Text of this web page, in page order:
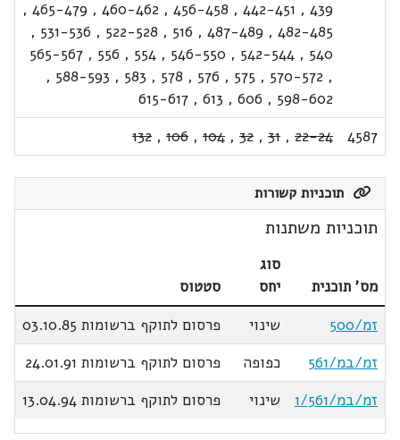
439
,
442-451
,
456-458
,
460-462
,
465-479
,
482-485
,
487-489
,
516
,
522-528
,
531-536
,
540
,
542-544
,
546-550
,
554
,
556
,
565-567
,
570-572
,
575
,
576
,
578
,
583
,
588-593
,
598-602
,
606
,
613
,
615-617
4587
22-24
,
31
,
32
,
104
,
106
,
132
תוכניות קשורות
תוכניות משתנות
מס' תוכנית
סוג
יחס
סטטוס
זמ/500
שינוי
פרסום לתוקף ברשומות 03.10.85
זמ/במ/561
כפופה
פרסום לתוקף ברשומות 24.01.91
זמ/במ/1/561
שינוי פרסום לתוקף ברשומות 13.04.94